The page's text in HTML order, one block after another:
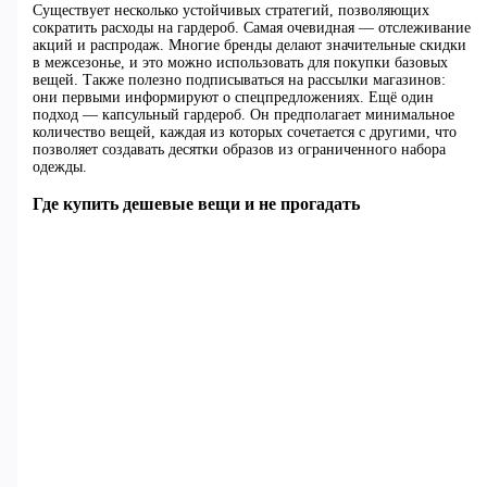
Существует несколько устойчивых стратегий, позволяющих
сократить расходы на гардероб. Самая очевидная — отслеживание
акций и распродаж. Многие бренды делают значительные скидки
в межсезонье, и это можно использовать для покупки базовых
вещей. Также полезно подписываться на рассылки магазинов:
они первыми информируют о спецпредложениях. Ещё один
подход — капсульный гардероб. Он предполагает минимальное
количество вещей, каждая из которых сочетается с другими, что
позволяет создавать десятки образов из ограниченного набора
одежды.
Где купить дешевые вещи и не прогадать